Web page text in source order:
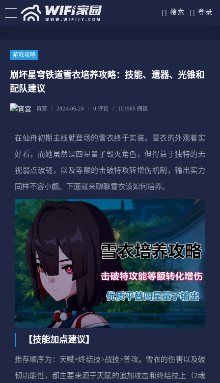
搜索 登录
游戏攻略
崩坏星穹铁道雪衣培养攻略：技能、遗器、光锥和
配队建议
宵宫 / 2024-06-24 / 0 评论 / 101969 阅读
在仙舟初期主线就登场的雪衣终于实装。雪衣的外观着实
好看，而她虽然是四星量子毁灭角色，但得益于独特的无
视弱点破韧，以及等额的击破特攻转增伤机制，输出实力
同样不容小觑。下面就来聊聊雪衣该如何培养。
【技能加点建议】
推荐顺序为：天赋=终结技>战技>普攻。雪衣的伤害以及破
韧功能性，都主要来源于天赋的追加攻击和终结技上（2魂